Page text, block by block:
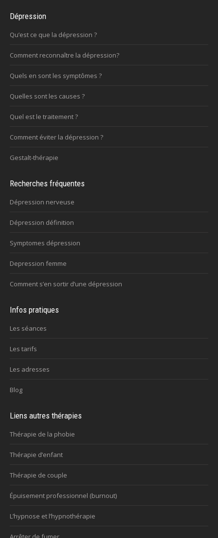
Dépression
Qu’est ce que la dépression ?
Comment reconnaître la dépression?
Quels en sont les symptômes ?
Quelles sont les causes ?
Quel est le traitement ?
Comment éviter la dépression ?
Gestalt-thérapie
Recherches fréquentes
Dépression nerveuse
Dépression définition
Symptomes dépression
Depression femme
Comment s’en sortir d’une dépression
Infos pratiques
Les séances
Les tarifs
Les adresses
Blog
Liens autres thérapies
Thérapie de la phobie
Thérapie d’enfant
Thérapie de couple
Épuisement professionnel (burnout)
L’hypnose et l’hypnothérapie